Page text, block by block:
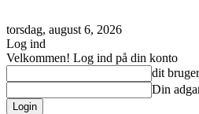
torsdag, august 6, 2026
Log ind
Velkommen! Log ind på din konto
dit
Din